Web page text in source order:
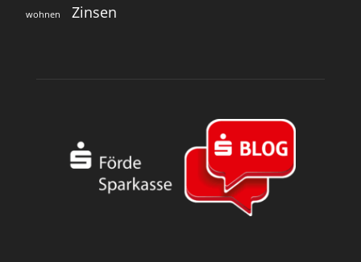
wohnen Zinsen